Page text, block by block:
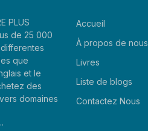
PLUS
de 25 000
que
et le
des
domaines
Accueil
À propos de nous
Livres
Liste de blogs
Contactez Nous